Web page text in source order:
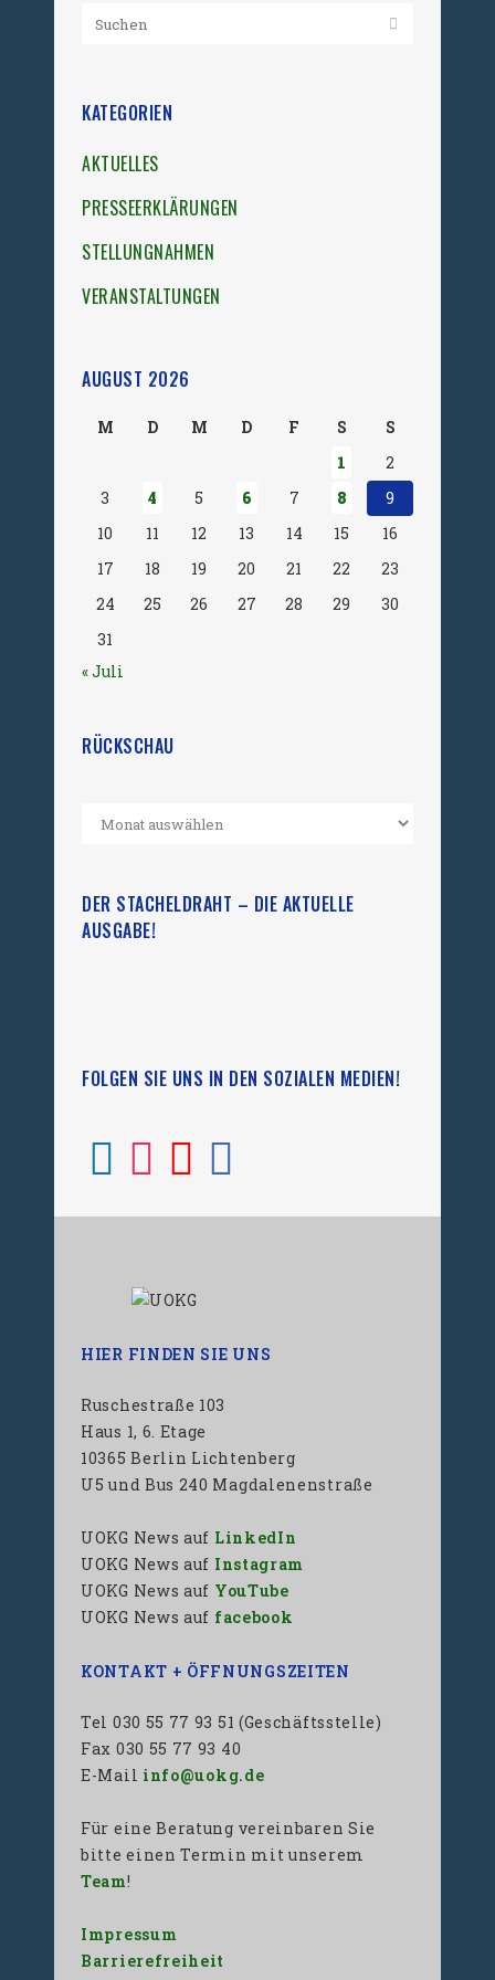
KATEGORIEN
AKTUELLES
PRESSEERKLÄRUNGEN
STELLUNGNAHMEN
VERANSTALTUNGEN
AUGUST 2026
M D M D F S
S
1
2
3
4 5 6 7 8
9
10
11 12 13 14 15
16
17
18 19 20 21 22
23
24
25 26 27 28 29
30
31
« Juli
RÜCKSCHAU
DER STACHELDRAHT – DIE AKTUELLE
AUSGABE!
FOLGEN SIE UNS IN DEN SOZIALEN MEDIEN!
HIER FINDEN SIE UNS
Ruschestraße 103
Haus 1, 6. Etage
10365 Berlin Lichtenberg
U5 und Bus 240 Magdalenenstraße
UOKG News auf LinkedIn
UOKG News auf Instagram
UOKG News auf YouTube
UOKG News auf facebook
KONTAKT + ÖFFNUNGSZEITEN
Tel 030 55 77 93 51 (Geschäftsstelle)
Fax 030 55 77 93 40
E-Mail info@uokg.de
Für eine Beratung vereinbaren Sie
bitte einen Termin mit unserem
Team!
Impressum
Barrierefreiheit